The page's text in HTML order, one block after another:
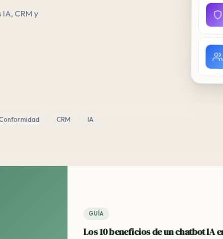
CRM y
CRM IA
GUÍA
Los 10 beneficios de un chatbot IA